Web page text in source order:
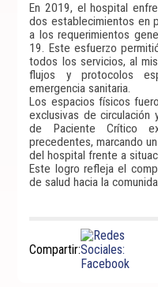
En 2019, el hospital
dos establecimientos en
a los requerimientos
19. Este esfuerzo
todos los servicios, al
flujos y protocolos
emergencia sanitaria.
Los espacios físicos
exclusivas de circulación
de Paciente Crítico
precedentes, marcando
del hospital frente a
Este logro refleja el
de salud hacia la
Compartir: